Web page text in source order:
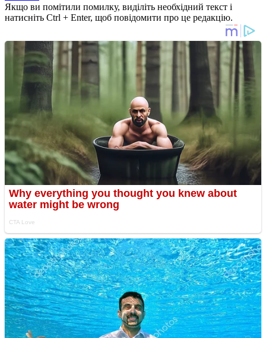
Якщо ви помітили помилку, виділіть необхідний текст і
натисніть Ctrl + Enter, щоб повідомити про це редакцію.